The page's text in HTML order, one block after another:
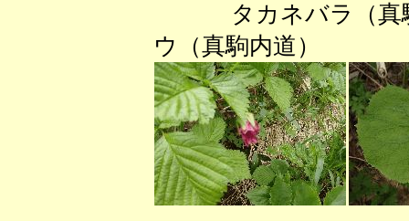
タカネバラ（
ウ（真駒内道）